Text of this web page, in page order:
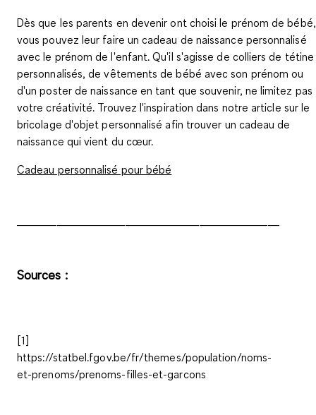
Dès que les parents en devenir ont choisi le prénom de bébé,
vous pouvez leur faire un cadeau de naissance personnalisé
avec le prénom de l'enfant. Qu'il s'agisse de colliers de tétine
personnalisés, de vêtements de bébé avec son prénom ou
d'un poster de naissance en tant que souvenir, ne limitez pas
votre créativité. Trouvez l'inspiration dans notre article sur le
bricolage d'objet personnalisé afin trouver un cadeau de
naissance qui vient du cœur.
Cadeau personnalisé pour bébé
Sources :
[1]
https://statbel.fgov.be/fr/themes/population/noms-
et-prenoms/prenoms-filles-et-garcons